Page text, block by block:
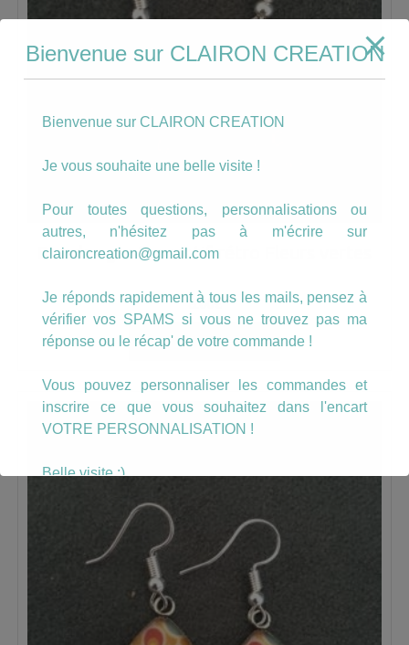
Boucles goutte motif rétro Fleurs vertes
8.00€
AJOUTER AU PANIER
Bienvenue sur CLAIRON CREATION
Bienvenue sur CLAIRON CREATION
Je vous souhaite une belle visite !
Pour toutes questions, personnalisations ou
autres, n'hésitez pas à m'écrire sur
claironcreation@gmail.com
Je réponds rapidement à tous les mails, pensez à
vérifier vos SPAMS si vous ne trouvez pas ma
réponse ou le récap' de votre commande !
Vous pouvez personnaliser les commandes et
inscrire ce que vous souhaitez dans l'encart
VOTRE PERSONNALISATION !
Belle visite :)